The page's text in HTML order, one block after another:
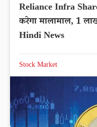
Reliance Infra
करेगा मालामाल, 1
Hindi News
Stock Market